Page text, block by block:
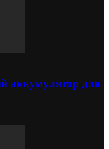
аккумулятор для